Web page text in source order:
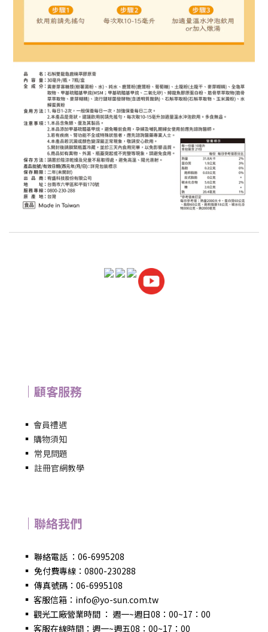
｜顧客服務
▪ 會員禮遇
▪ 購物須知
▪ 常見問題
▪ 註冊官網教學
｜聯絡我們
▪ 聯絡電話 ：06-6995208
▪ 免付費專線：0800-230288
▪ 傳真號碼：06-6995108
▪ 客服信箱：info@yo-sun.com.tw
▪ 觀光工廠營業時間 ： 週一~週日08：00~17：00
▪ 客服在線時間：週一~週五08：00~17：00